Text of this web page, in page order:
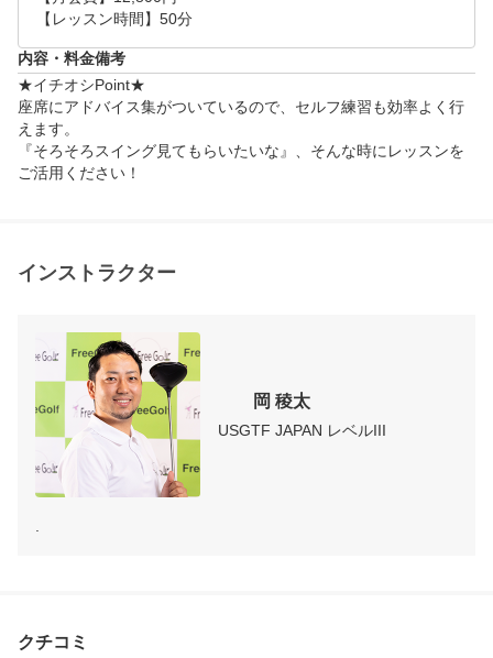
【レッスン時間】50分
内容・料金備考
★イチオシPoint★
座席にアドバイス集がついているので、セルフ練習も効率よく行
えます。
『そろそろスイング見てもらいたいな』、そんな時にレッスンを
ご活用ください！
インストラクター
	岡 稜太
USGTF JAPAN レベルIII
.
クチコミ